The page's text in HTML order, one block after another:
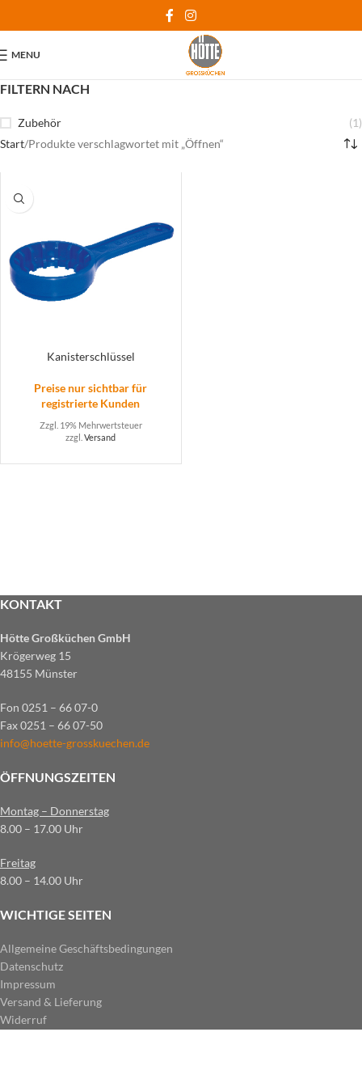
MENU
FILTERN NACH
Zubehör
(1)
Start Produkte verschlagwortet mit „Öffnen“
Kanisterschlüssel
Preise nur sichtbar für
registrierte Kunden
Zzgl. 19% Mehrwertsteuer
zzgl.Versand
KONTAKT
Hötte Großküchen GmbH
Krögerweg 15
48155 Münster
Fon 0251 – 66 07-0
Fax 0251 – 66 07-50
info@hoette-grosskuechen.de
ÖFFNUNGSZEITEN
Montag – Donnerstag
8.00 – 17.00 Uhr
Freitag
8.00 – 14.00 Uhr
WICHTIGE SEITEN
Allgemeine Geschäftsbedingungen
Datenschutz
Impressum
Versand & Lieferung
Widerruf